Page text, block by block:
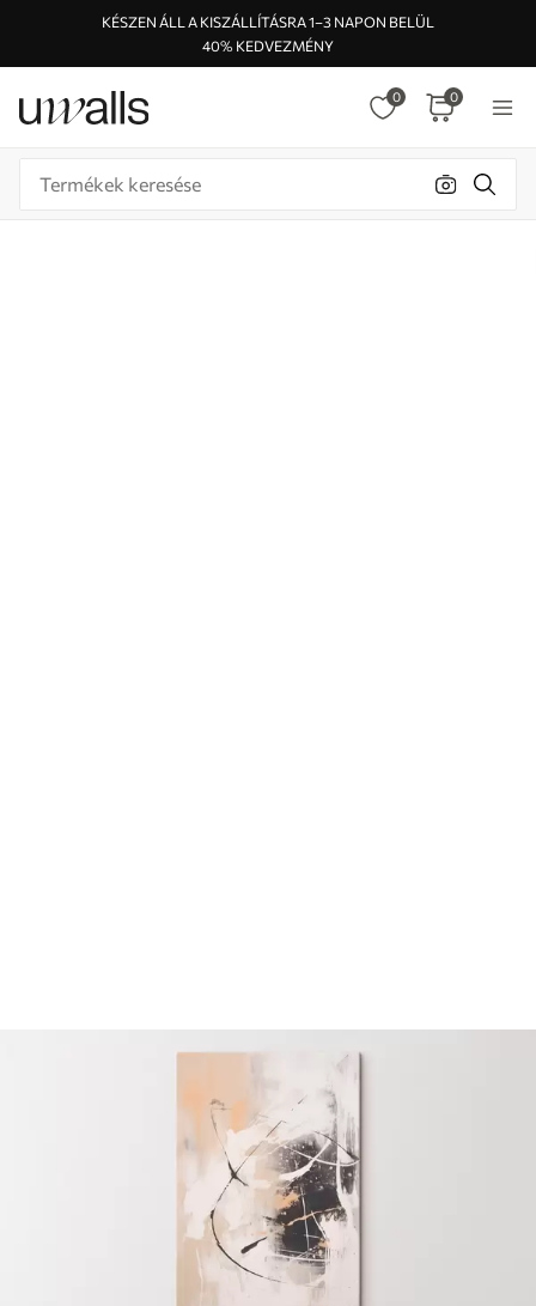
KÉSZEN ÁLL A KISZÁLLÍTÁSRA 1–3 NAPON BELÜL
40% KEDVEZMÉNY
0 0